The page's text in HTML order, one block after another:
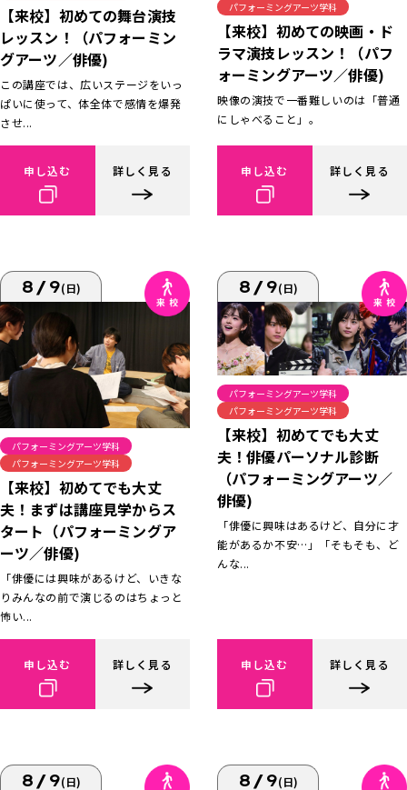
【来校】初めての舞台演技
レッスン！（パフォーミン
グアーツ／俳優)
この講座では、広いステージをいっ
ぱいに使って、体全体で感情を爆発
させ...
申し込む 詳しく見る
パフォーミングアーツ学科
【来校】初めての映画・ド
ラマ演技レッスン！（パフ
ォーミングアーツ／俳優)
映像の演技で一番難しいのは「普通
にしゃべること」。
申し込む 詳しく見る
8/9(日)
パフォーミングアーツ学科
パフォーミングアーツ学科
【来校】初めてでも大丈
夫！まずは講座見学からス
タート（パフォーミングア
ーツ／俳優)
「俳優には興味があるけど、いきな
りみんなの前で演じるのはちょっと
怖い...
申し込む 詳しく見る
8/9(日)
パフォーミングアーツ学科
パフォーミングアーツ学科
【来校】初めてでも大丈
夫！俳優パーソナル診断
（パフォーミングアーツ／
俳優)
「俳優に興味はあるけど、自分に才
能があるか不安…」「そもそも、ど
んな...
申し込む 詳しく見る
8/9(日) 8/9(日)